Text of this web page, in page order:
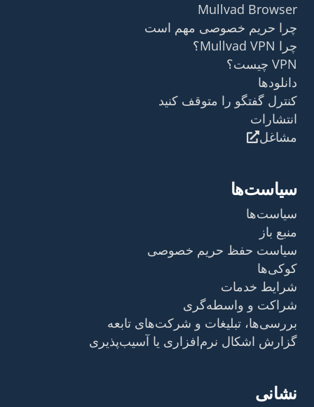
Mullvad Browser
چرا حریم خصوصی مهم است
چرا Mullvad VPN؟
VPN چیست؟
دانلودها
کنترل گفتگو را متوقف کنید
انتشارات
مشاغل
سیاست‌ها
سیاست‌ها
منبع باز
سیاست حفظ حریم خصوصی
کوکی‌ها
شرایط خدمات
شراکت و واسطه‌گری
بررسی‌ها، تبلیغات و شرکت‌های تابعه
گزارش اشکال نرم‌افزاری یا آسیب‌پذیری
نشانی